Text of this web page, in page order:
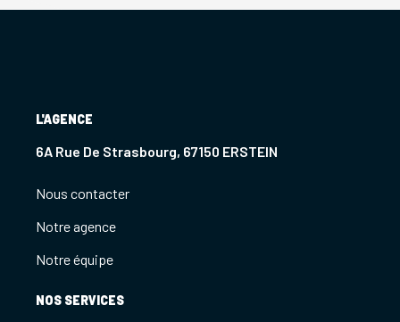
L'AGENCE
6A Rue De Strasbourg, 67150 ERSTEIN
Nous contacter
Notre agence
Notre équipe
NOS SERVICES